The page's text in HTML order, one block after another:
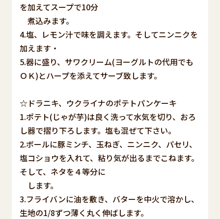
を加えてスープで10分
煮込みます。
4.塩、レモン汁で味を調えます。そしてニンニクを
加えます・
5.器に盛り、サワクリーム(ヨーグルトの代用でも
ＯＫ)とハープを添えてサーブ致します。
☆ドラニキ、ウクライナのポテトパンケーキ
1.ポテト(じゃが芋)は良く洗って水気を切り、おろ
し器で摺り下ろします。塩も混ぜて下さい。
2.ボールに豚ミンチ、玉ねぎ、ニンニク、パセリ、
塩コショウを入れて、粘り気が出るまでこねます。
そして、ネタを４等分に
します。
3.フライバンに油を敷き、バターを中火で溶かし、
生地の1/8ずつ薄く丸く伸ばします。